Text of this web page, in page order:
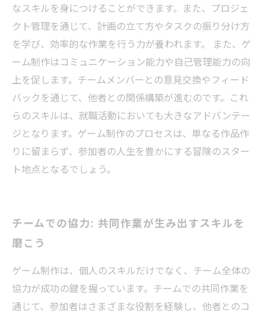
なスキルを身につけることができます。また、プロジェ
クト管理を通じて、計画の立て方やタスクの振り分け方
を学び、効率的な作業を行う力が養われます。 また、ゲ
ーム制作はコミュニケーション能力や自己管理能力の向
上を促します。チームメンバーとの意見交換やフィード
バックを通じて、他者との関係構築が進むのです。これ
らのスキルは、就職活動においても大きなアドバンテー
ジとなります。ゲーム制作のプロセスは、単なる作品作
りに留まらず、参加者の人生を豊かにする冒険のスター
ト地点となるでしょう。
チームでの協力: 共同作業が生み出すスキルを
磨こう
ゲーム制作は、個人のスキルだけでなく、チーム全体の
協力が成功の鍵を握っています。チームでの共同作業を
通じて、参加者はさまざまな役割を経験し、他者とのコ